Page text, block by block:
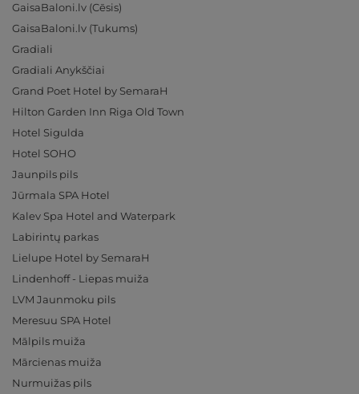
GaisaBaloni.lv (Cēsis)
GaisaBaloni.lv (Tukums)
Gradiali
Gradiali Anykščiai
Grand Poet Hotel by SemaraH
Hilton Garden Inn Riga Old Town
Hotel Sigulda
Hotel SOHO
Jaunpils pils
Jūrmala SPA Hotel
Kalev Spa Hotel and Waterpark
Labirintų parkas
Lielupe Hotel by SemaraH
Lindenhoff - Liepas muiža
LVM Jaunmoku pils
Meresuu SPA Hotel
Mālpils muiža
Mārcienas muiža
Nurmuižas pils